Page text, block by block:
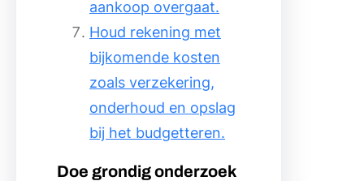
aankoop overgaat.
Houd rekening met
bijkomende kosten
zoals verzekering,
onderhoud en opslag
bij het budgetteren.
Doe grondig onderzoek